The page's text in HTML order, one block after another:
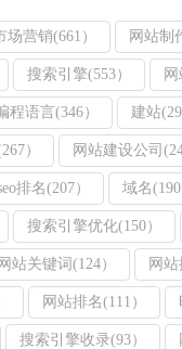
场营销(661） 网站制
搜索引擎(553） 网
程语言(346） 建站
） 网站建设公司
排名(207） 域名(190
搜索引擎优化(150）
网站关键词(124） 网站
网站排名(111）
搜索引擎收录(93）